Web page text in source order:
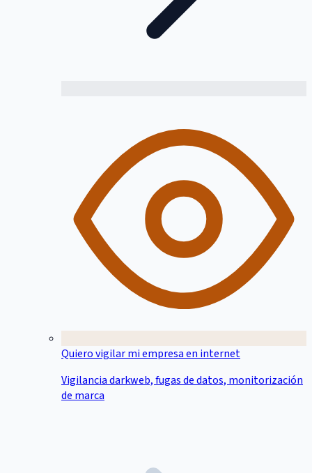
Quiero vigilar mi empresa en internet
Vigilancia darkweb, fugas de datos, monitorización
de marca